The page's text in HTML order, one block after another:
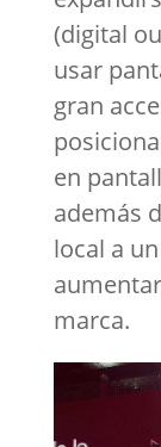
(digital
usar
gran
en
además
local a
marca.